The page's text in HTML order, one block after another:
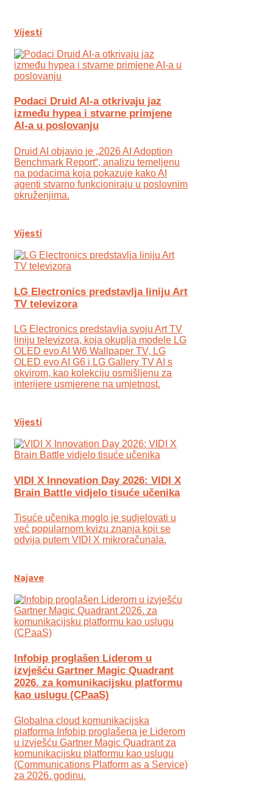
Vijesti
Podaci Druid AI-a otkrivaju jaz
između hypea i stvarne primjene
AI-a u poslovanju
Druid AI objavio je „2026 AI Adoption
Benchmark Report“, analizu temeljenu
na podacima koja pokazuje kako AI
agenti stvarno funkcioniraju u poslovnim
okruženjima.
Vijesti
LG Electronics predstavlja liniju Art
TV televizora
LG Electronics predstavlja svoju Art TV
liniju televizora, koja okuplja modele LG
OLED evo AI W6 Wallpaper TV, LG
OLED evo AI G6 i LG Gallery TV AI s
okvirom, kao kolekciju osmišljenu za
interijere usmjerene na umjetnost.
Vijesti
VIDI X Innovation Day 2026: VIDI X
Brain Battle vidjelo tisuće učenika
Tisuće učenika moglo je sudjelovati u
već popularnom kvizu znanja koji se
odvija putem VIDI X mikroračunala.
Najave
Infobip proglašen Liderom u
izvješću Gartner Magic Quadrant
2026. za komunikacijsku platformu
kao uslugu (CPaaS)
Globalna cloud komunikacijska
platforma Infobip proglašena je Liderom
u izvješću Gartner Magic Quadrant za
komunikacijsku platformu kao uslugu
(Communications Platform as a Service)
za 2026. godinu.